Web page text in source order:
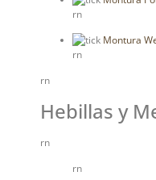
rn
Montura
rn
rn
Hebillas y
rn
rn